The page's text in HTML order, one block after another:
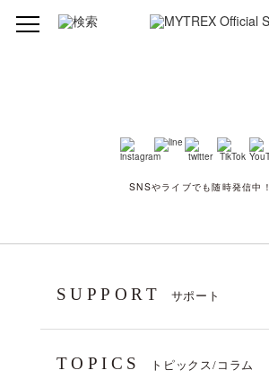
SNSやライブでも随時発信中！
SUPPORT サポート
TOPICS トピックス/コラム